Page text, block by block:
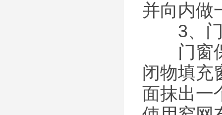
并向内做
3、门
门窗保
闭物填充
面抹出一